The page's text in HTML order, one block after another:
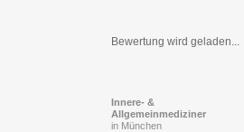
Bewertung wird geladen...
Innere- &
Allgemeinmediziner
in München